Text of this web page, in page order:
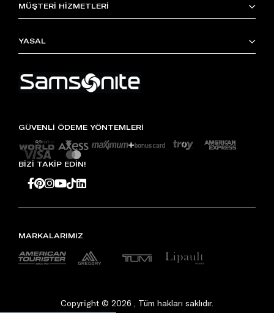
MÜŞTERİ HİZMETLERİ
YASAL
GÜVENLİ ÖDEME YÖNTEMLERİ
BİZİ TAKİP EDİN!
MARKALARIMIZ
Copyright © 2026 , Tüm hakları saklıdır.